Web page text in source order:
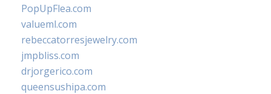
PopUpFlea.com
valueml.com
rebeccatorresjewelry.com
jmpbliss.com
drjorgerico.com
queensushipa.com